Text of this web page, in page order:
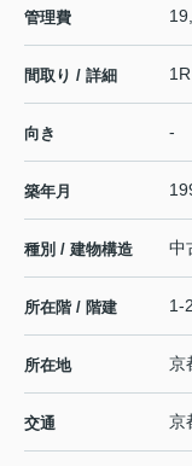
管理費
間取り / 詳細 1R
向き -
築年月
種別 / 建物構造 中
所在階 / 階建 1-
所在地 京
交通 京